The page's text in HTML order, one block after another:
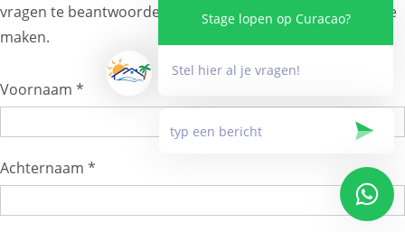
vragen te beantwoorden en/of jou reservering definitief te
maken.
Voornaam *
Achternaam *
Stage lopen op Curacao?
Stel hier al je vragen!